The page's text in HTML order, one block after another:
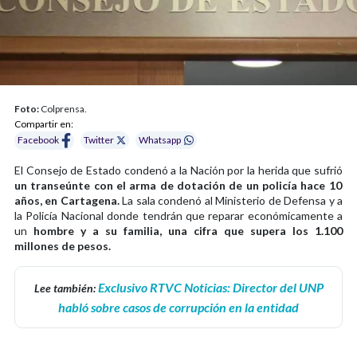
Foto: Colprensa.
Compartir en:
Facebook
Twitter Whatsapp
El Consejo de Estado condenó a la Nación por la herida que sufrió
un transeúnte con el arma de dotación de un policía hace 10
años, en Cartagena.La sala condenó al Ministerio de Defensa y a
la Policía Nacional donde tendrán que reparar económicamente a
un hombre y a su familia, una cifra que supera los 1.100
millones de pesos.
Lee también:Exclusivo RTVC Noticias: Director del UNP
habló sobre casos de corrupción en la entidad